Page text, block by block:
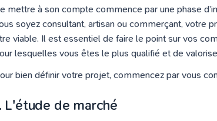
mettre à son compte commence par une phase
soyez consultant, artisan ou commerçant, votre
viable. Il est essentiel de faire le point sur vos
lesquelles vous êtes le plus qualifié et de
bien définir votre projet, commencez par vous
L'étude de marché